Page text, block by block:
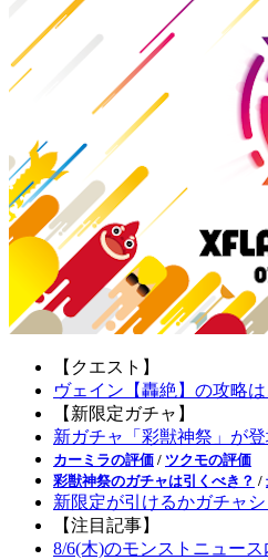
【クエスト】
ヴェイン【轟絶】の攻略
【新限定ガチャ】
新ガチャ「彩獣神祭」が登
カーミラの評価 / ツクモの評価
彩獣神祭のガチャは引くべき？ /
新限定が引けるかガチャシ
【注目記事】
8/6(木)のモンストニュー